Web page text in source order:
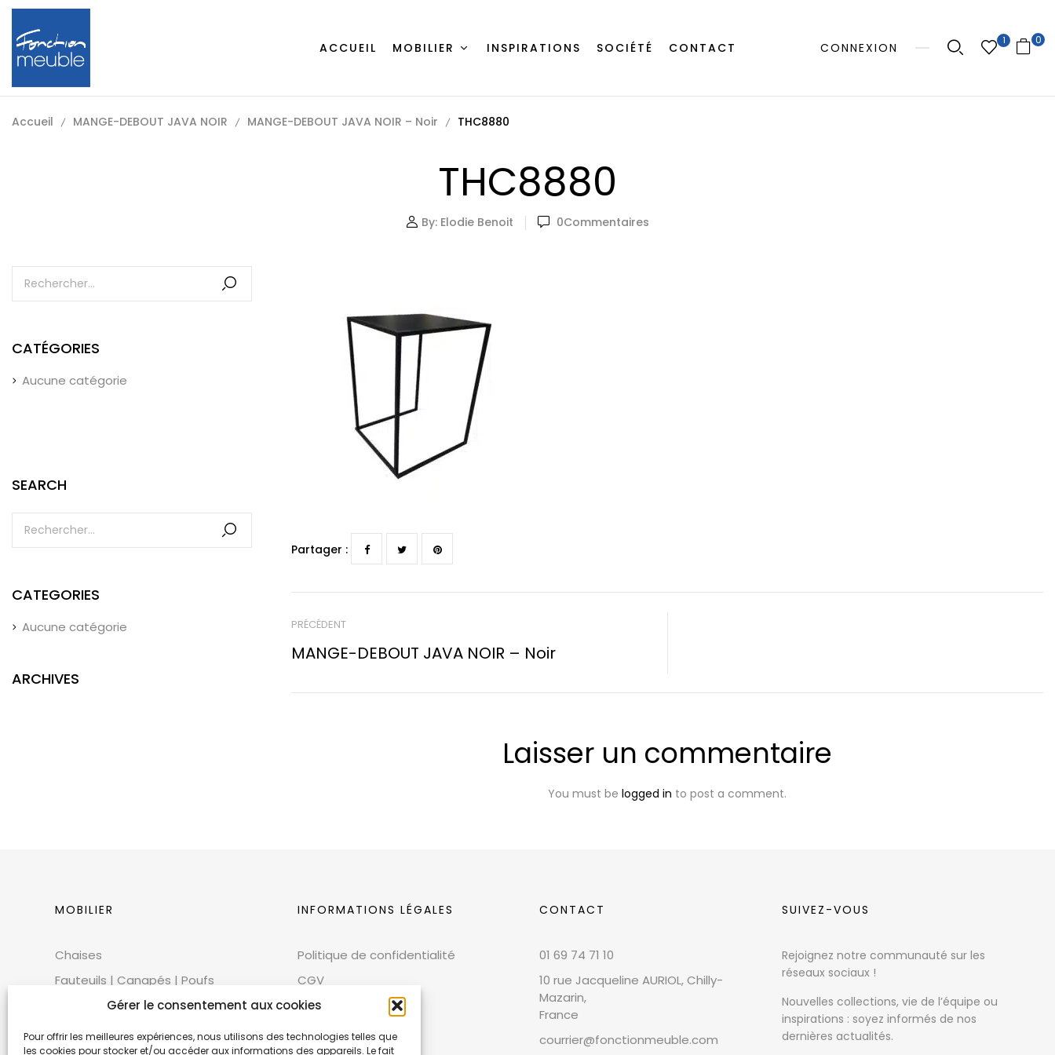
Gérer le consentement aux cookies
Pour offrir les meilleures expériences, nous utilisons des technologies telles que
les cookies pour stocker et/ou accéder aux informations des appareils. Le fait
ACCUEIL MOBILIER INSPIRATIONS SOCIÉTÉ CONTACT CONNEXION
1 0
Accueil MANGE-DEBOUT JAVA NOIR MANGE-DEBOUT JAVA NOIR – Noir THC8880
THC8880
By: Elodie Benoit 0Commentaires
CATÉGORIES
Aucune catégorie
SEARCH
CATEGORIES
Aucune catégorie
ARCHIVES
Partager :
PRÉCÉDENT
MANGE-DEBOUT JAVA NOIR – Noir
Laisser un commentaire
You must be logged in to post a comment.
MOBILIER
Chaises
Fauteuils | Canapés | Poufs
Mobilier extérieur
Tables
INFORMATIONS LÉGALES
Politique de confidentialité
CGV
CGU
Cookies
CONTACT
01 69 74 71 10
10 rue Jacqueline AURIOL, Chilly-
Mazarin,
France
courrier@fonctionmeuble.com
SUIVEZ-VOUS
Rejoignez notre communauté sur les
réseaux sociaux !
Nouvelles collections, vie de l’équipe ou
inspirations : soyez informés de nos
dernières actualités.